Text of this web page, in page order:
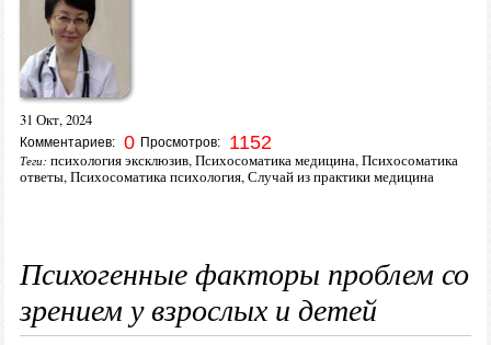
31 Окт, 2024
Комментариев: 0 Просмотров: 1152
Теги: психология эксклюзив,Психосоматика медицина,Психосоматика
ответы,Психосоматика психология,Случай из практики медицина
Психогенные факторы проблем со
зрением у взрослых и детей